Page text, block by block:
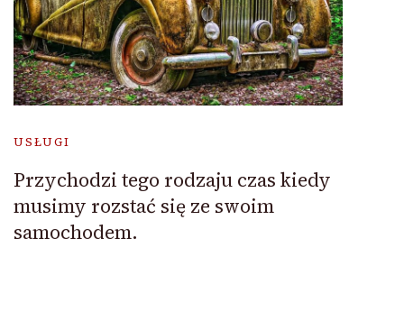
USŁUGI
Przychodzi tego rodzaju czas kiedy
musimy rozstać się ze swoim
samochodem.